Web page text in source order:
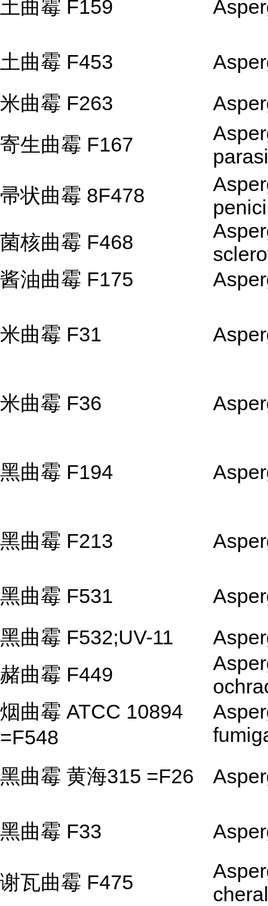
土曲霉 F159
土曲霉 F453
米曲霉 F263
寄生曲霉 F167
帚状曲霉 8F478
菌核曲霉 F468
酱油曲霉 F175
米曲霉 F31
米曲霉 F36
黑曲霉 F194
黑曲霉 F213
黑曲霉 F531
黑曲霉 F532;UV-11
赭曲霉 F449
烟曲霉 ATCC 10894
=F548
黑曲霉 黄海315 =F26
黑曲霉 F33
谢瓦曲霉 F475